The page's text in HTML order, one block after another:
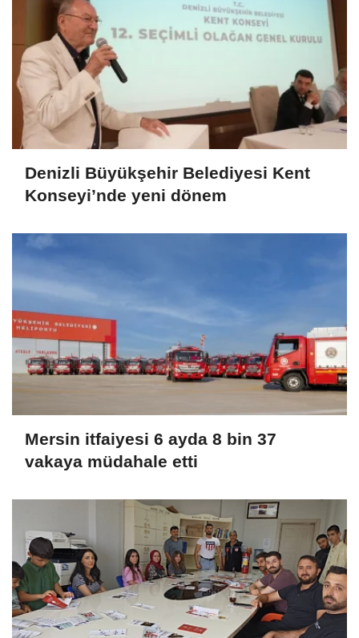
Denizli Büyükşehir Belediyesi Kent
Konseyi’nde yeni dönem
Mersin itfaiyesi 6 ayda 8 bin 37
vakaya müdahale etti